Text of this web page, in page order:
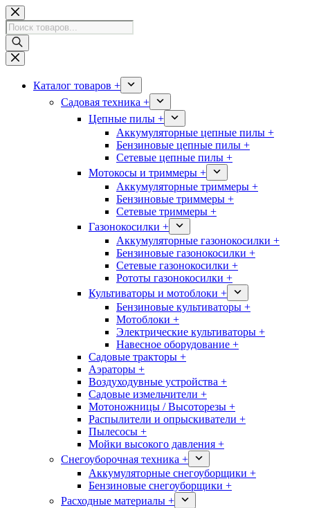
Перейти
к
сути
Поиск
товаров
Каталог товаров +
Садовая техника +
Цепные пилы +
Аккумуляторные цепные пилы +
Бензиновые цепные пилы +
Сетевые цепные пилы +
Мотокосы и триммеры +
Аккумуляторные триммеры +
Бензиновые триммеры +
Сетевые триммеры +
Газонокосилки +
Аккумуляторные газонокосилки +
Бензиновые газонокосилки +
Сетевые газонокосилки +
Рототы газонокосилки +
Культиваторы и мотоблоки +
Бензиновые культиваторы +
Мотоблоки +
Электрические культиваторы +
Навесное оборудование +
Садовые тракторы +
Аэраторы +
Воздуходувные устройства +
Садовые измельчители +
Мотоножницы / Высоторезы +
Распылители и опрыскиватели +
Пылесосы +
Мойки высокого давления +
Снегоуборочная техника +
Аккумуляторные снегоуборщики +
Бензиновые снегоуборщики +
Расходные материалы +